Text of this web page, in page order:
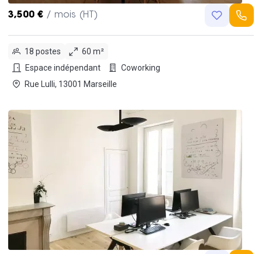
3,500 € / mois (HT)
18 postes
60 m²
Espace indépendant
Coworking
Rue Lulli, 13001 Marseille